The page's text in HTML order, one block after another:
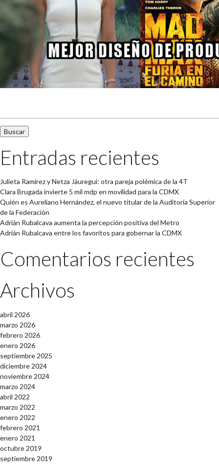
Entradas recientes
Julieta Ramírez y Netza Jáuregui: otra pareja polémica de la 4T
Clara Brugada invierte 5 mil mdp en movilidad para la CDMX
Quién es Aureliano Hernández, el nuevo titular de la Auditoría Superior
de la Federación
Adrián Rubalcava aumenta la percepción positiva del Metro
Adrián Rubalcava entre los favoritos para gobernar la CDMX
Comentarios recientes
Archivos
abril 2026
marzo 2026
febrero 2026
enero 2026
septiembre 2025
diciembre 2024
noviembre 2024
marzo 2024
abril 2022
marzo 2022
enero 2022
febrero 2021
enero 2021
octubre 2019
septiembre 2019